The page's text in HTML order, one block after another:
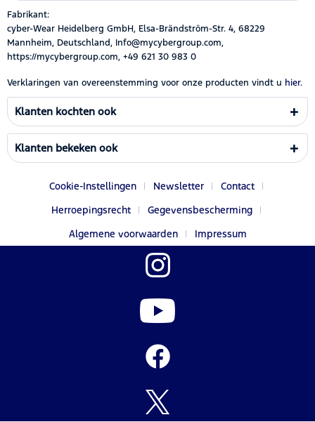
Fabrikant:
cyber-Wear Heidelberg GmbH, Elsa-Brändström-Str. 4, 68229
Mannheim, Deutschland, Info@mycybergroup.com,
https://mycybergroup.com, +49 621 30 983 0
Verklaringen van overeenstemming voor onze producten vindt u hier.
Klanten kochten ook
Klanten bekeken ook
Cookie-Instellingen Newsletter
Contact
Herroepingsrecht
Gegevensbescherming
Algemene voorwaarden
Impressum